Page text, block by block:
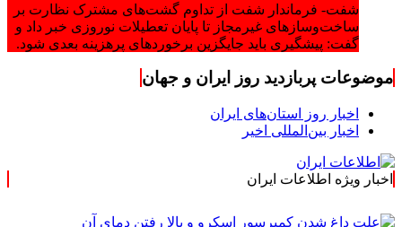
شفت- فرماندار شفت از تداوم گشت‌های مشترک نظارت بر
ساخت‌وسازهای غیرمجاز تا پایان تعطیلات نوروزی خبر داد و
گفت: پیشگیری باید جایگزین برخوردهای پرهزینه بعدی شود.
موضوعات پربازدید روز ایران و جهان
اخبار روز استان‌های ایران
اخبار بین‌المللی اخیر
اخبار ویژه اطلاعات ایران